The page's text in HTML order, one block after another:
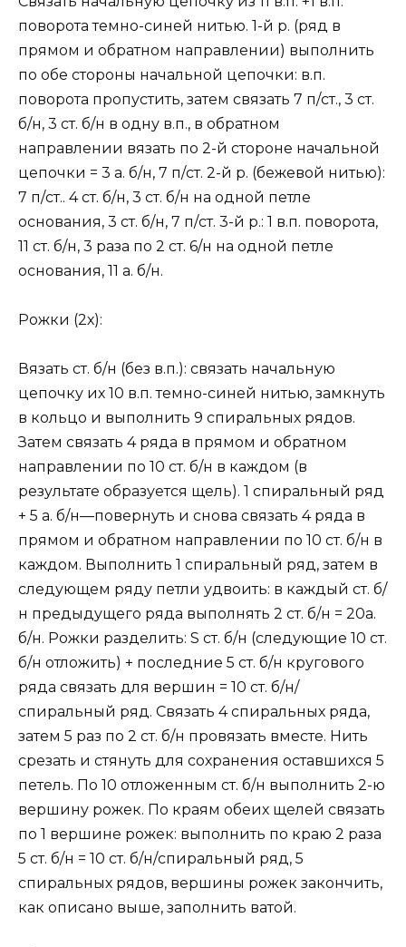
поворота темно-синей нитью. 1-й р. (ряд в
прямом и обратном направлении) выполнить
по обе стороны начальной цепочки: в.п.
поворота пропустить, затем связать 7 п/ст., 3 ст.
б/н, 3 ст. б/н в одну в.п., в обратном
направлении вязать по 2-й стороне начальной
цепочки = 3 а. б/н, 7 п/ст. 2-й р. (бежевой нитью):
7 п/ст.. 4 ст. б/н, 3 ст. б/н на одной петле
основания, 3 ст. б/н, 7 п/ст. 3-й р.: 1 в.п. поворота,
11 ст. б/н, 3 раза по 2 ст. 6/н на одной петле
основания, 11 а. б/н.
Рожки (2х):
Вязать ст. б/н (без в.п.): связать начальную
цепочку их 10 в.п. темно-синей нитью, замкнуть
в кольцо и выполнить 9 спиральных рядов.
Затем связать 4 ряда в прямом и обратном
направлении по 10 ст. б/н в каждом (в
результате образуется щель). 1 спиральный ряд
+ 5 а. б/н—повернуть и снова связать 4 ряда в
прямом и обратном направлении по 10 ст. б/н в
каждом. Выполнить 1 спиральный ряд, затем в
следующем ряду петли удвоить: в каждый ст. б/
н предыдущего ряда выполнять 2 ст. б/н = 20а.
б/н. Рожки разделить: S ст. б/н (следующие 10 ст.
б/н отложить) + последние 5 ст. б/н кругового
ряда связать для вершин = 10 ст. б/н/
спиральный ряд. Связать 4 спиральных ряда,
затем 5 раз по 2 ст. б/н провязать вместе. Нить
срезать и стянуть для сохранения оставшихся 5
петель. По 10 отложенным ст. б/н выполнить 2-ю
вершину рожек. По краям обеих щелей связать
по 1 вершине рожек: выполнить по краю 2 раза
5 ст. б/н = 10 ст. б/н/спиральный ряд, 5
спиральных рядов, вершины рожек закончить,
как описано выше, заполнить ватой.